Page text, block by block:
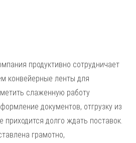
продуктивно сотрудничает
конвейерные ленты для
слаженную работу
документов, отгрузку из
приходится долго ждать поставок.
грамотно,